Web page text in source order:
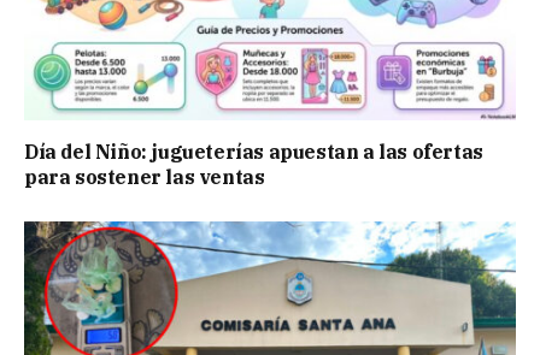
Día del Niño: jugueterías apuestan a las ofertas
para sostener las ventas